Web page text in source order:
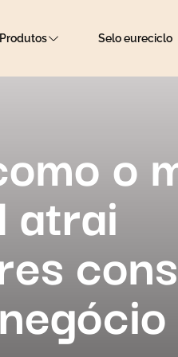
Produtos Selo eureciclo
o
atrai